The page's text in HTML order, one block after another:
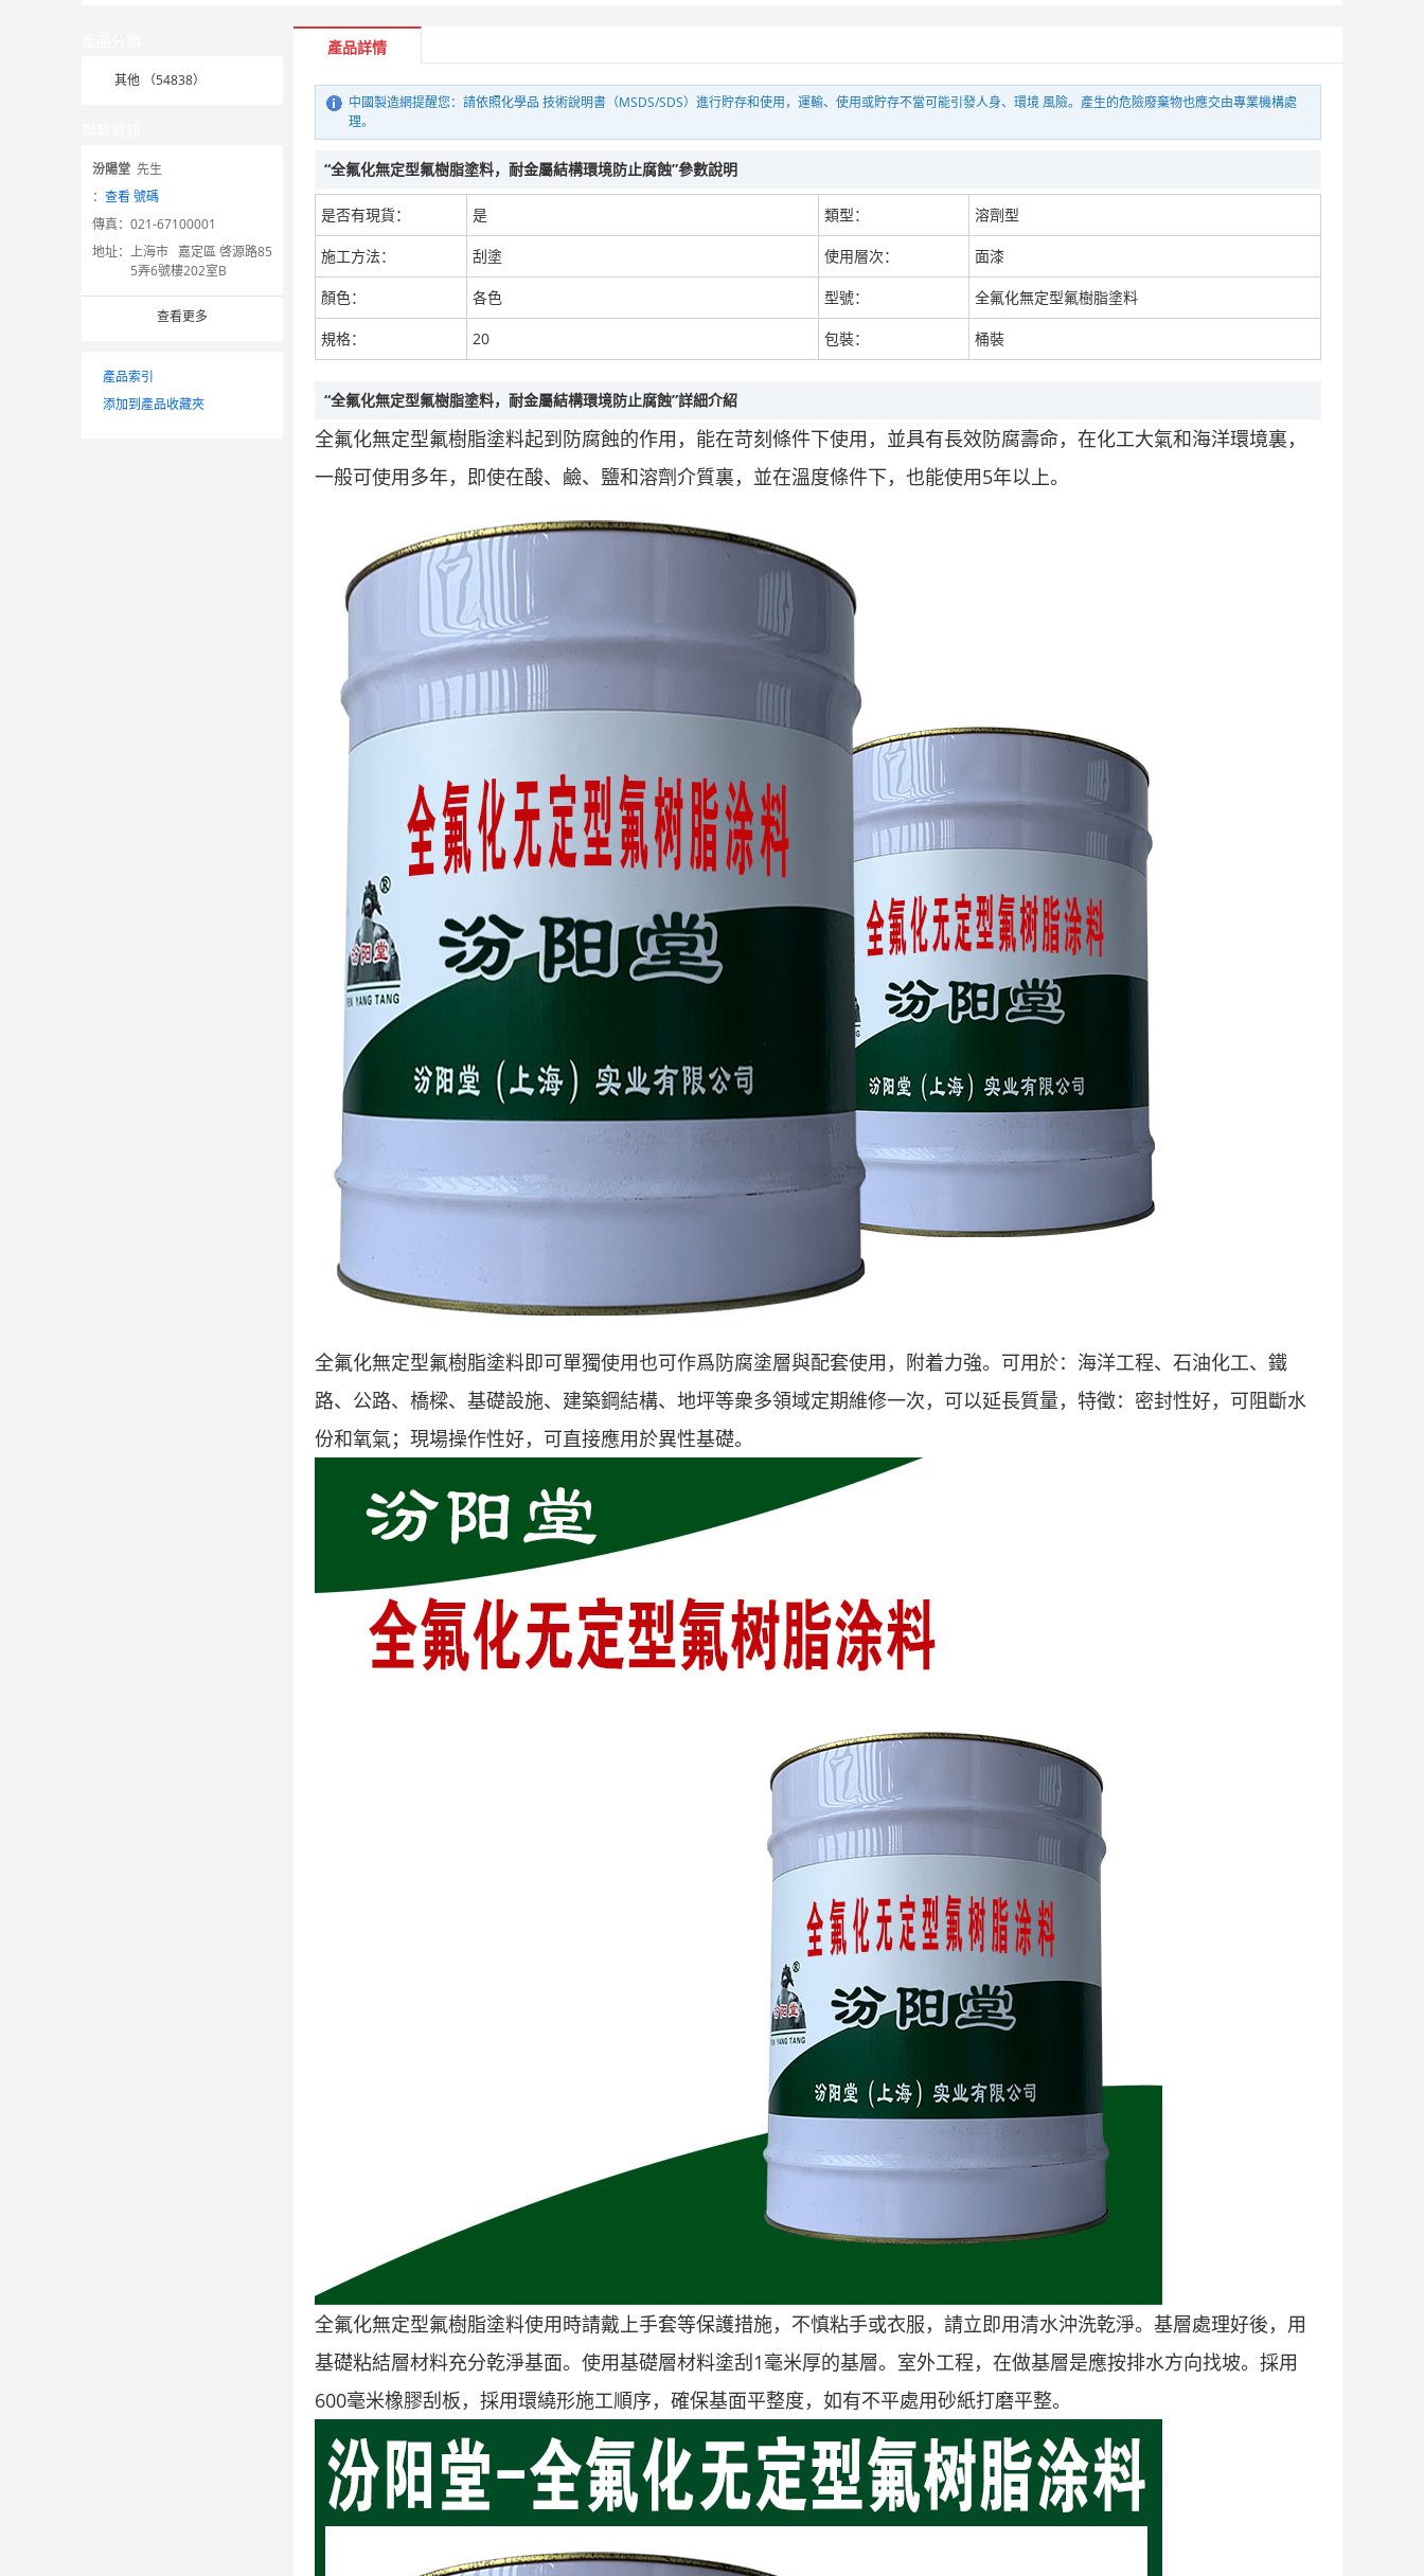
外牆聚合物水泥防水塗料（Ⅱ型），產品是重要措施
滲透型阻鏽劑，耐多種酸、鹼、鹽、溶劑等腐蝕
其他 （54838）
汾陽堂 先生
： 查看 號碼
傳真： 021-67100001
地址： 上海市 嘉定區 啓源路85
5弄6號樓202室B
查看更多
產品索引
添加到產品收藏夾
產品詳情
中國製造網提醒您：請依照化學品 技術說明書（MSDS/SDS）進行貯存和使用，運輸、使用或貯存不當可能引發人身、環境 風險。產生的危險廢棄物也應交由專業機構處
理。
“全氟化無定型氟樹脂塗料，耐金屬結構環境防止腐蝕”參數說明
是否有現貨： 是 類型： 溶劑型
施工方法： 刮塗 使用層次： 面漆
顏色： 各色 型號： 全氟化無定型氟樹脂塗料
規格： 20 包裝： 桶裝
“全氟化無定型氟樹脂塗料，耐金屬結構環境防止腐蝕”詳細介紹
全氟化無定型氟樹脂塗料起到防腐蝕的作用，能在苛刻條件下使用，並具有長效防腐壽命，在化工大氣和海洋環境裏，
一般可使用多年，即使在酸、鹼、鹽和溶劑介質裏，並在溫度條件下，也能使用5年以上。
全氟化無定型氟樹脂塗料即可單獨使用也可作爲防腐塗層與配套使用，附着力強。可用於：海洋工程、石油化工、鐵
路、公路、橋樑、基礎設施、建築鋼結構、地坪等衆多領域定期維修一次，可以延長質量，特徵：密封性好，可阻斷水
份和氧氣；現場操作性好，可直接應用於異性基礎。
全氟化無定型氟樹脂塗料使用時請戴上手套等保護措施，不慎粘手或衣服，請立即用清水沖洗乾淨。基層處理好後，用
基礎粘結層材料充分乾淨基面。使用基礎層材料塗刮1毫米厚的基層。室外工程，在做基層是應按排水方向找坡。採用
600毫米橡膠刮板，採用環繞形施工順序，確保基面平整度，如有不平處用砂紙打磨平整。